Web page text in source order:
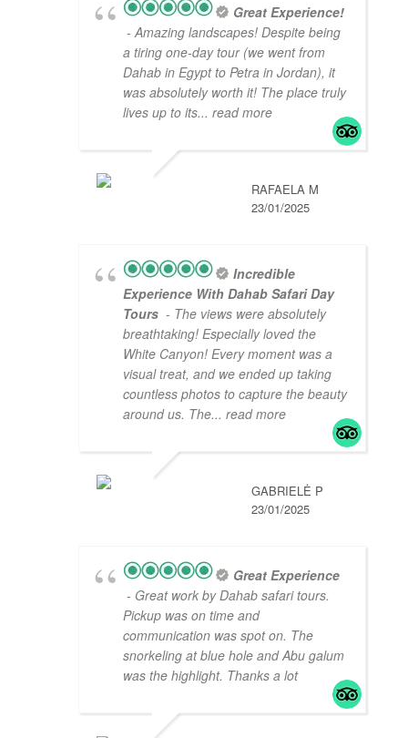
Great Experience!
- Amazing landscapes! Despite being
a tiring one-day tour (we went from
Dahab in Egypt to Petra in Jordan), it
was absolutely worth it! The place truly
lives up to its... read more
RAFAELA M
23/01/2025
Incredible
Experience With Dahab Safari Day
Tours - The views were absolutely
breathtaking! Especially loved the
White Canyon! Every moment was a
visual treat, and we ended up taking
countless photos to capture the beauty
around us. The... read more
GABRIELĖ P
23/01/2025
Great Experience
- Great work by Dahab safari tours.
Pickup was on time and
communication was spot on. The
snorkeling at blue hole and Abu galum
was the highlight. Thanks a lot